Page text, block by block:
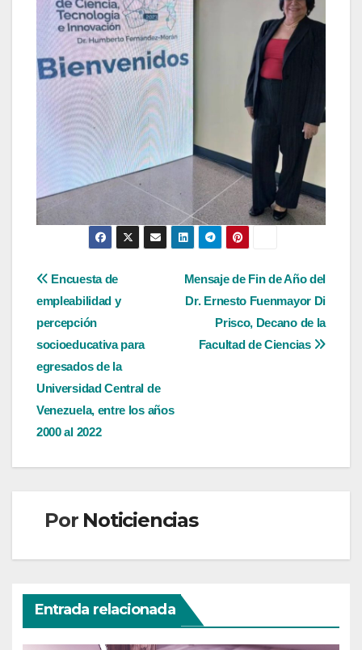
Navegación
de
entradas
Mensaje de Fin de Año del
Dr. Ernesto Fuenmayor Di
Prisco, Decano de la
Facultad de Ciencias
Encuesta de
empleabilidad y
percepción
socioeducativa para
egresados de la
Universidad Central de
Venezuela, entre los años
2000 al 2022
Por Noticiencias
Entrada relacionada